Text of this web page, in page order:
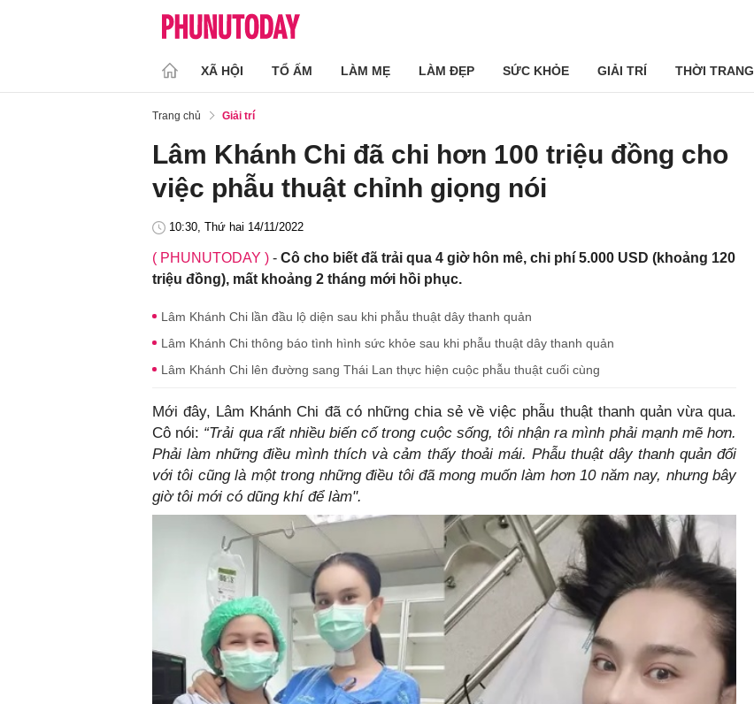
XÃ HỘI TỔ ẤM LÀM MẸ LÀM ĐẸP SỨC KHỎE GIẢI TRÍ THỜI TRANG
Trang chủ Giải trí
Lâm Khánh Chi đã chi hơn 100 triệu đồng cho
việc phẫu thuật chỉnh giọng nói
10:30, Thứ hai 14/11/2022
( PHUNUTODAY ) - Cô cho biết đã trải qua 4 giờ hôn mê, chi phí 5.000 USD (khoảng 120
triệu đồng), mất khoảng 2 tháng mới hồi phục.
Lâm Khánh Chi lần đầu lộ diện sau khi phẫu thuật dây thanh quản
Lâm Khánh Chi thông báo tình hình sức khỏe sau khi phẫu thuật dây thanh quản
Lâm Khánh Chi lên đường sang Thái Lan thực hiện cuộc phẫu thuật cuối cùng
Mới đây, Lâm Khánh Chi đã có những chia sẻ về việc phẫu thuật thanh quản vừa qua.
Cô nói: “Trải qua rất nhiều biến cố trong cuộc sống, tôi nhận ra mình phải mạnh mẽ hơn.
Phải làm những điều mình thích và cảm thấy thoải mái. Phẫu thuật dây thanh quản đối
với tôi cũng là một trong những điều tôi đã mong muốn làm hơn 10 năm nay, nhưng bây
giờ tôi mới có dũng khí để làm".